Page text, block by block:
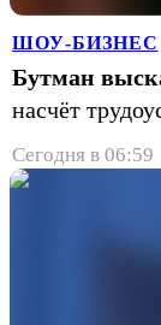
ШОУ-БИЗНЕС
Бутман
насчёт
Сегодня в 06:59